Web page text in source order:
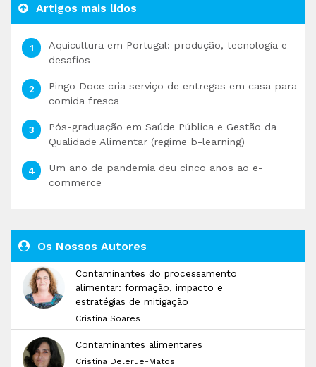
Artigos mais lidos
Aquicultura em Portugal: produção, tecnologia e
desafios
Pingo Doce cria serviço de entregas em casa para
comida fresca
Pós-graduação em Saúde Pública e Gestão da
Qualidade Alimentar (regime b-learning)
Um ano de pandemia deu cinco anos ao e-
commerce
Os Nossos Autores
Contaminantes do processamento
alimentar: formação, impacto e
estratégias de mitigação
Cristina Soares
Contaminantes alimentares
Cristina Delerue-Matos